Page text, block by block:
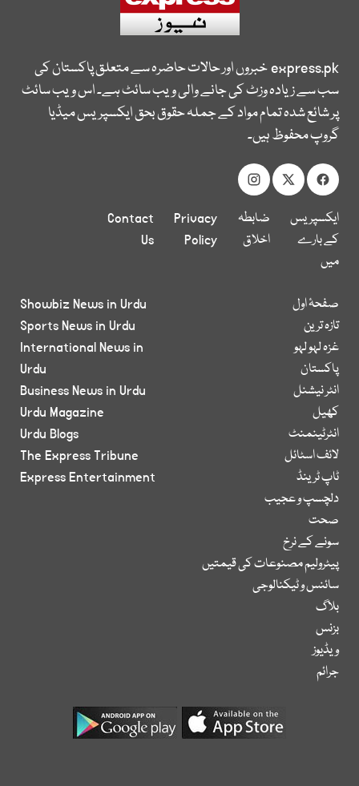
express.pkخبروں اور حالات حاضرہ سے متعلق پاکستان کی
سب سے زیادہ وزٹ کی جانے والی ویب سائٹ ہے۔ اس ویب سائٹ
پر شائع شدہ تمام مواد کے جملہ حقوق بحق ایکسپریس میڈیا
گروپ محفوظ ہیں۔
ایکسپریس
کے بارے
میں
ضابطہ
اخلاق
Privacy
Policy
Contact
Us
صفحۂ اول
تازہ ترین
غزہ لہو لہو
پاکستان
انٹر نیشنل
کھیل
انٹرٹینمنٹ
لائف اسٹائل
ٹاپ ٹرینڈ
دلچسپ و عجیب
صحت
سونے کے نرخ
پیٹرولیم مصنوعات کی قیمتیں
سائنس و ٹیکنالوجی
بلاگ
بزنس
ویڈیوز
جرائم
Showbiz News in Urdu
Sports News in Urdu
International News in
Urdu
Business News in Urdu
Urdu Magazine
Urdu Blogs
The Express Tribune
Express Entertainment